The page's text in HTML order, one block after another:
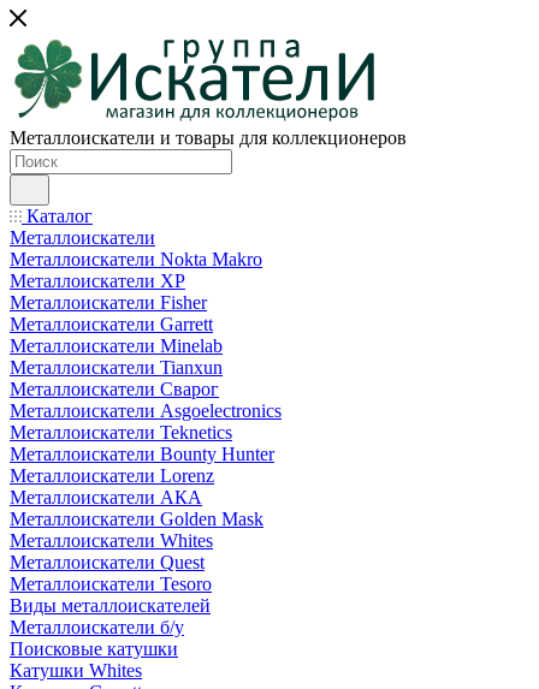
Металлоискатели и товары для коллекционеров
Каталог
Металлоискатели
Металлоискатели Nokta Makro
Металлоискатели XP
Металлоискатели Fisher
Металлоискатели Garrett
Металлоискатели Minelab
Металлоискатели Tianxun
Металлоискатели Сварог
Металлоискатели Asgoelectronics
Металлоискатели Teknetics
Металлоискатели Bounty Hunter
Металлоискатели Lorenz
Металлоискатели АКА
Металлоискатели Golden Mask
Металлоискатели Whites
Металлоискатели Quest
Металлоискатели Tesoro
Виды металлоискателей
Металлоискатели б/у
Поисковые катушки
Катушки Whites